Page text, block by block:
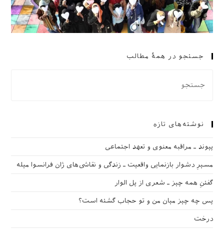
جستجو در همهٔ مطالب
نوشته‌های تازه
پیوند ـ مراقبه‌ معنوی و تعهد اجتماعی
مسیرِ دشوار بازنمایی واقعیت ـ زندگی و نقاشی‌های ژان فرانسوا میله
گفتنِ همه چیز ـ شعری از پل الوار
پس چه چیز میان من و تو حجاب گشته است؟
درخت